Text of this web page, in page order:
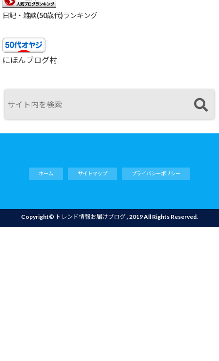
日記・雑談(50歳代)ランキング
にほんブログ村
ホーム サイトマップ プライバシーポリシー
Copyright© トレンド情報お届けブログ, 2019 All Rights Reserved.